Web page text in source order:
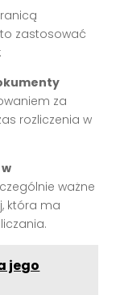
zastosować
za
rozliczenia w
ważne
która ma
jego